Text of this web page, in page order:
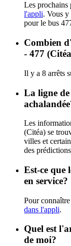
Les prochains
l'appli. Vous y
pour le bus
Combien
- 477
Il y a 8 arrêts
La ligne de
Les
(Citéa) se
villes et
des
Est-ce que
en service?
Pour
dans l'appli.
Quel est
de moi?